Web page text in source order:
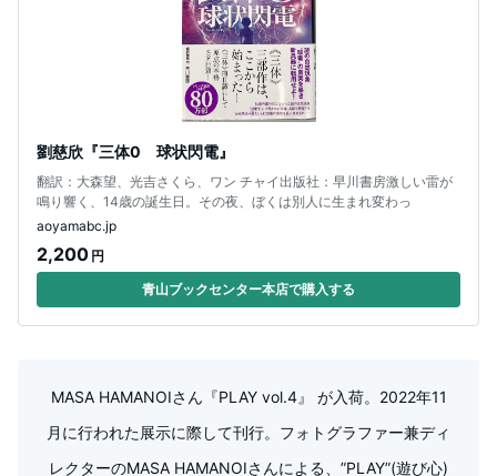
劉慈欣『三体0 球状閃電』
翻訳：大森望、光吉さくら、ワン チャイ出版社：早川書房激しい雷が
鳴り響く、14歳の誕生日。その夜、ぼくは別人に生まれ変わっ
aoyamabc.jp
2,200 円
青山ブックセンター本店で購入する
MASA HAMANOIさん『PLAY vol.4』 が入荷。2022年11
月に行われた展示に際して刊行。フォトグラファー兼ディ
レクターのMASA HAMANOIさんによる、”PLAY”(遊び心)